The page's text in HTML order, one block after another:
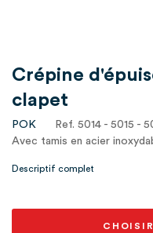
Crépine
clapet
POK
Ref. 5014 - 5015 -
Avec tamis en acier
Descriptif complet